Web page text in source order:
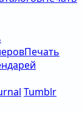
Печать
Tumblr